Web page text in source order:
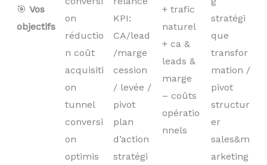
🎯 Vos
objectifs
on
réductio
n coût
acquisiti
on
tunnel
conversi
on
optimis
KPI:
CA/lead
/marge
cession
/ levée /
pivot
plan
d’action
stratégi
+ trafic
naturel
+ ca &
leads &
marge
– coûts
opératio
nnels
stratégi
que
transfor
mation /
pivot
structur
er
sales&m
arketing